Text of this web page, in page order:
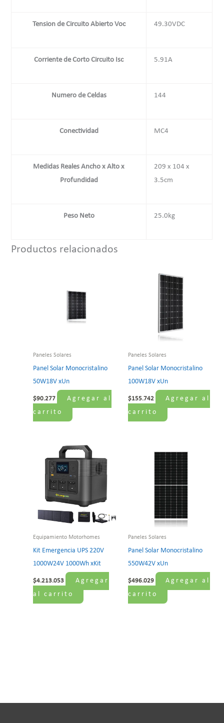
Tension de Circuito Abierto Voc 49.30VDC
Corriente de Corto Circuito Isc 5.91A
Numero de Celdas 144
Conectividad MC4
Medidas Reales Ancho x Alto x
Profundidad
209 x 104 x
3.5cm
Peso Neto 25.0kg
Productos relacionados
Paneles Solares
Panel Solar Monocristalino
50W18V xUn
$90.277
Agregar al
carrito
Paneles Solares
Panel Solar Monocristalino
100W18V xUn
$155.742
Agregar al
carrito
Equipamiento Motorhomes
Kit Emergencia UPS 220V
1000W24V 1000Wh xKit
$4.213.053
Agregar
al carrito
Paneles Solares
Panel Solar Monocristalino
550W42V xUn
$496.029
Agregar al
carrito